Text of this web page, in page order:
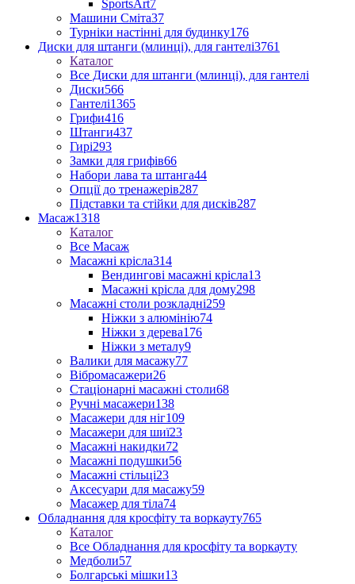
SportsArt7
Машини Сміта37
Турніки настінні для будинку176
Диски для штанги (млинці), для гантелі3761
Каталог
Все Диски для штанги (млинці), для гантелі
Диски566
Гантелі1365
Грифи416
Штанги437
Гирі293
Замки для грифів66
Набори лава та штанга44
Опції до тренажерів287
Підставки та стійки для дисків287
Масаж1318
Каталог
Все Масаж
Масажні крісла314
Вендингові масажні крісла13
Масажні крісла для дому298
Масажні столи розкладні259
Ніжки з алюмінію74
Ніжки з дерева176
Ніжки з металу9
Валики для масажу77
Вібромасажери26
Стаціонарні масажні столи68
Ручні масажери138
Масажери для ніг109
Масажери для шиї23
Масажні накидки72
Масажні подушки56
Масажні стільці23
Аксесуари для масажу59
Масажер для тіла74
Обладнання для кросфіту та воркауту765
Каталог
Все Обладнання для кросфіту та воркауту
Медболи57
Болгарські мішки13